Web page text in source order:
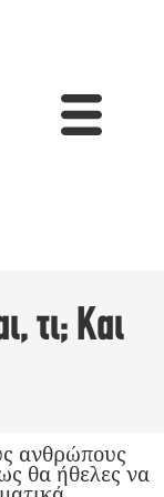
τι; Και
ανθρώπους
θα ήθελες να